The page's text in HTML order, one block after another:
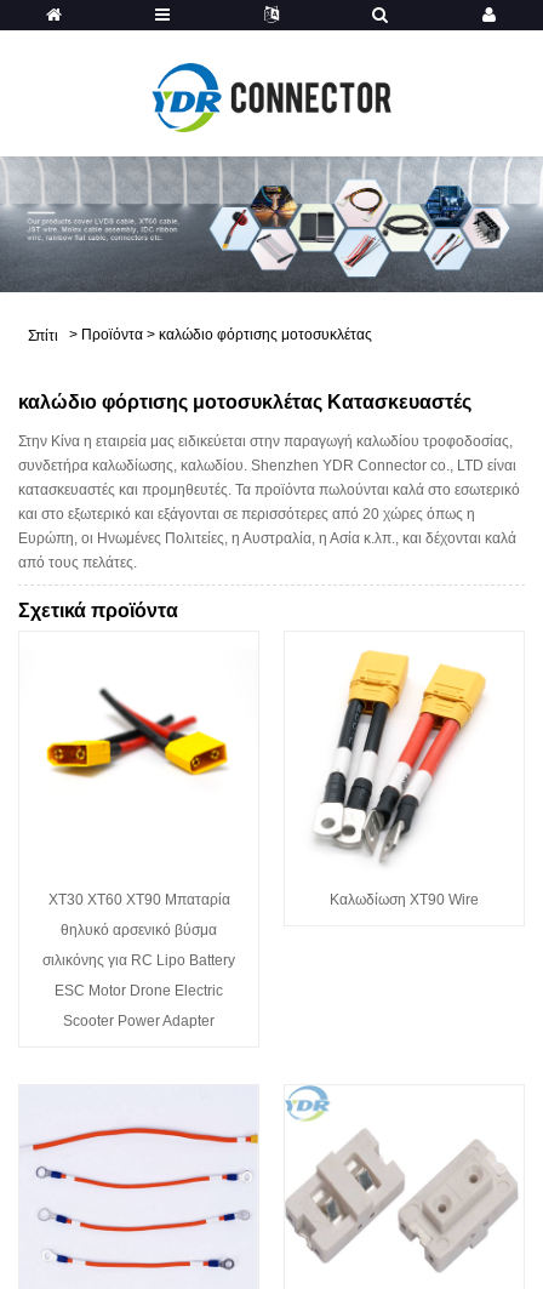
Σπίτι > Προϊόντα > καλώδιο φόρτισης μοτοσυκλέτας
καλώδιο φόρτισης μοτοσυκλέτας Κατασκευαστές
Στην Κίνα η εταιρεία μας ειδικεύεται στην παραγωγή καλωδίου τροφοδοσίας,
συνδετήρα καλωδίωσης, καλωδίου. Shenzhen YDR Connector co., LTD είναι
κατασκευαστές και προμηθευτές. Τα προϊόντα πωλούνται καλά στο εσωτερικό
και στο εξωτερικό και εξάγονται σε περισσότερες από 20 χώρες όπως η
Ευρώπη, οι Ηνωμένες Πολιτείες, η Αυστραλία, η Ασία κ.λπ., και δέχονται καλά
από τους πελάτες.
Σχετικά προϊόντα
XT30 XT60 XT90 Μπαταρία
θηλυκό αρσενικό βύσμα
σιλικόνης για RC Lipo Battery
ESC Motor Drone Electric
Scooter Power Adapter
Καλωδίωση XT90 Wire